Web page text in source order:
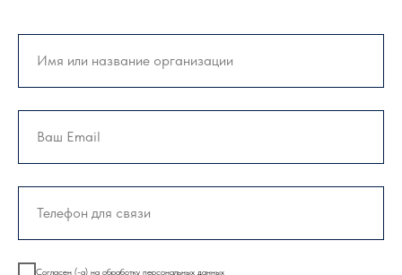
Согласен (-а) на обработку персональных данных